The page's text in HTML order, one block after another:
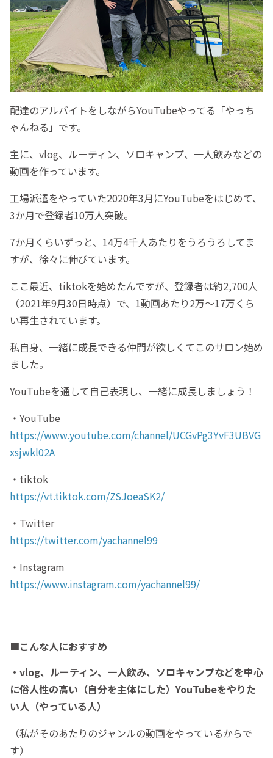
配達のアルバイトをしながらYouTubeやってる「やっち
ゃんねる」です。
主に、vlog、ルーティン、ソロキャンプ、一人飲みなどの
動画を作っています。
工場派遣をやっていた2020年3月にYouTubeをはじめて、
3か月で登録者10万人突破。
7か月くらいずっと、14万4千人あたりをうろうろしてま
すが、徐々に伸びています。
ここ最近、tiktokを始めたんですが、登録者は約2,700人
（2021年9月30日時点）で、1動画あたり2万～17万くら
い再生されています。
私自身、一緒に成長できる仲間が欲しくてこのサロン始め
ました。
YouTubeを通して自己表現し、一緒に成長しましょう！
・YouTube
https://www.youtube.com/channel/UCGvPg3YvF3UBVG
xsjwkl02A
・tiktok
https://vt.tiktok.com/ZSJoeaSK2/
・Twitter
https://twitter.com/yachannel99
・Instagram
https://www.instagram.com/yachannel99/
■こんな人におすすめ
・vlog、ルーティン、一人飲み、ソロキャンプなどを中心
に俗人性の高い（自分を主体にした）YouTubeをやりた
い人 （やっている人）
（私がそのあたりのジャンルの動画をやっているからで
す）